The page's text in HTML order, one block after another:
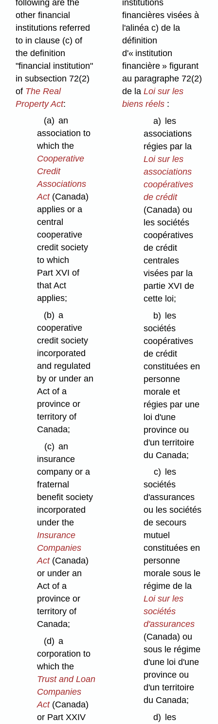
following are the
other financial
institutions referred
to in clause (c) of
the definition
"financial institution"
in subsection 72(2)
of The Real
Property Act:
(a) an
association to
which the
Cooperative
Credit
Associations
Act(Canada)
applies or a
central
cooperative
credit society
to which
Part XVI of
that Act
applies;
(b) a
cooperative
credit society
incorporated
and regulated
by or under an
Act of a
province or
territory of
Canada;
(c) an
insurance
company or a
fraternal
benefit society
incorporated
under the
Insurance
Companies
Act(Canada)
or under an
Act of a
province or
territory of
Canada;
(d) a
corporation to
which the
Trust and Loan
Companies
Act(Canada)
or Part XXIV
institutions
financières visées à
l'alinéa c) de la
définition
d'« institution
financière » figurant
au paragraphe 72(2)
de laLoi sur les
biens réels :
a) les
associations
régies par la
Loi sur les
associations
coopératives
de crédit
(Canada) ou
les sociétés
coopératives
de crédit
centrales
visées par la
partie XVI de
cette loi;
b) les
sociétés
coopératives
de crédit
constituées en
personne
morale et
régies par une
loi d'une
province ou
d'un territoire
du Canada;
c)
les
sociétés
d'assurances
ou les sociétés
de secours
mutuel
constituées en
personne
morale sous le
régime de la
Loi sur les
sociétés
d'assurances
(Canada) ou
sous le régime
d'une loi d'une
province ou
d'un territoire
du Canada;
d)
les